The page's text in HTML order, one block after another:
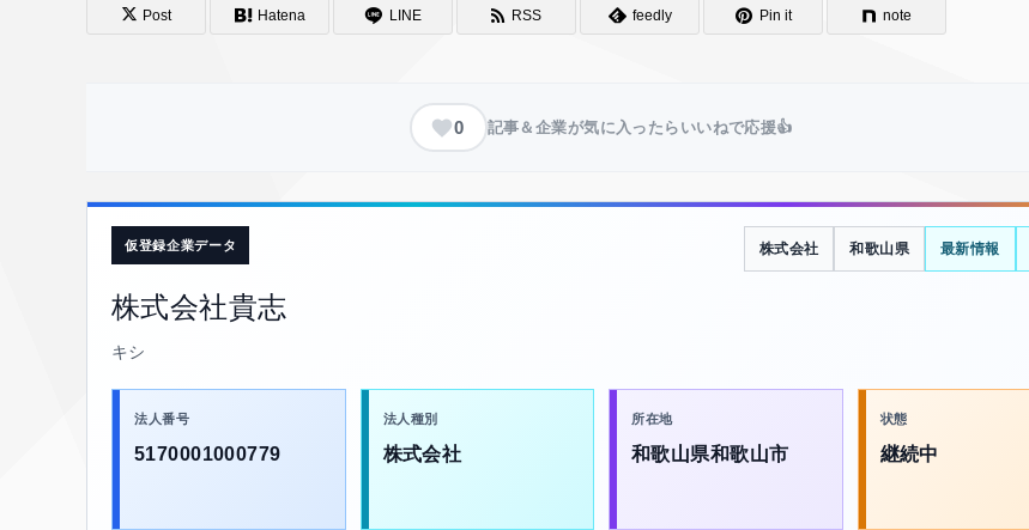
Post Hatena LINE RSS feedly Pin it note
0 記事＆企業が気に入ったらいいねで応援👍
仮登録企業データ
株式会社貴志
キシ
株式会社 和歌山県 最新情報
法人番号
5170001000779
法人種別
株式会社
所在地
和歌山県和歌山市
状態
継続中